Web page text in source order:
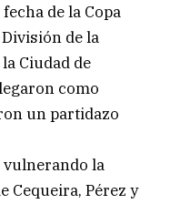
de la Copa
de la
Ciudad de
como
un partidazo
la
Cequeira, Pérez y